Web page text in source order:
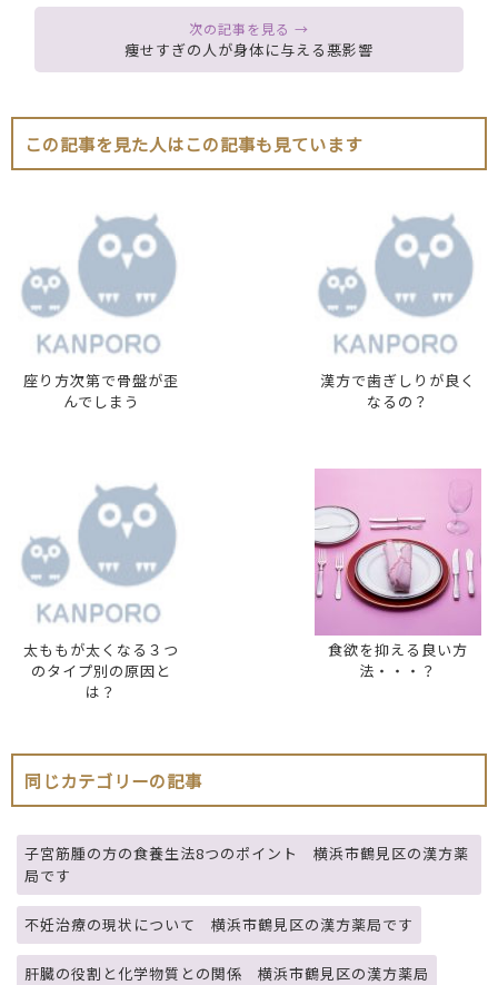
痩せすぎの人が身体に与える悪影響
この記事を見た人はこの記事も見ています
座り方次第で骨盤が歪
んでしまう
漢方で歯ぎしりが良く
なるの？
太ももが太くなる３つ
のタイプ別の原因と
は？
食欲を抑える良い方
法・・・？
同じカテゴリーの記事
子宮筋腫の方の食養生法8つのポイント 横浜市鶴見区の漢方薬
局です
不妊治療の現状について 横浜市鶴見区の漢方薬局です
肝臓の役割と化学物質との関係 横浜市鶴見区の漢方薬局